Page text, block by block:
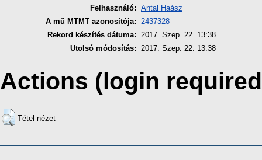
Felhasználó: Antal Haász
A mű MTMT azonosítója: 2437328
Rekord készítés dátuma: 2017. Szep. 22. 13:38
Utolsó módosítás: 2017. Szep. 22. 13:38
Actions (login
Tétel nézet